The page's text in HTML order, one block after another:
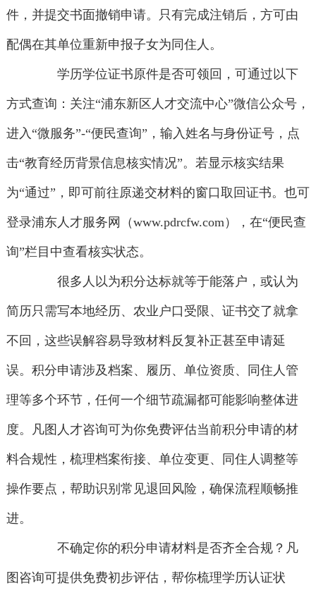
件，并提交书面撤销申请。只有完成注销后，方可由
配偶在其单位重新申报子女为同住人。
学历学位证书原件是否可领回，可通过以下
方式查询：关注“浦东新区人才交流中心”微信公众号，
进入“微服务”-“便民查询”，输入姓名与身份证号，点
击“教育经历背景信息核实情况”。若显示核实结果
为“通过”，即可前往原递交材料的窗口取回证书。也可
登录浦东人才服务网（www.pdrcfw.com），在“便民查
询”栏目中查看核实状态。
很多人以为积分达标就等于能落户，或认为
简历只需写本地经历、农业户口受限、证书交了就拿
不回，这些误解容易导致材料反复补正甚至申请延
误。积分申请涉及档案、履历、单位资质、同住人管
理等多个环节，任何一个细节疏漏都可能影响整体进
度。凡图人才咨询可为你免费评估当前积分申请的材
料合规性，梳理档案衔接、单位变更、同住人调整等
操作要点，帮助识别常见退回风险，确保流程顺畅推
进。
不确定你的积分申请材料是否齐全合规？凡
图咨询可提供免费初步评估，帮你梳理学历认证状